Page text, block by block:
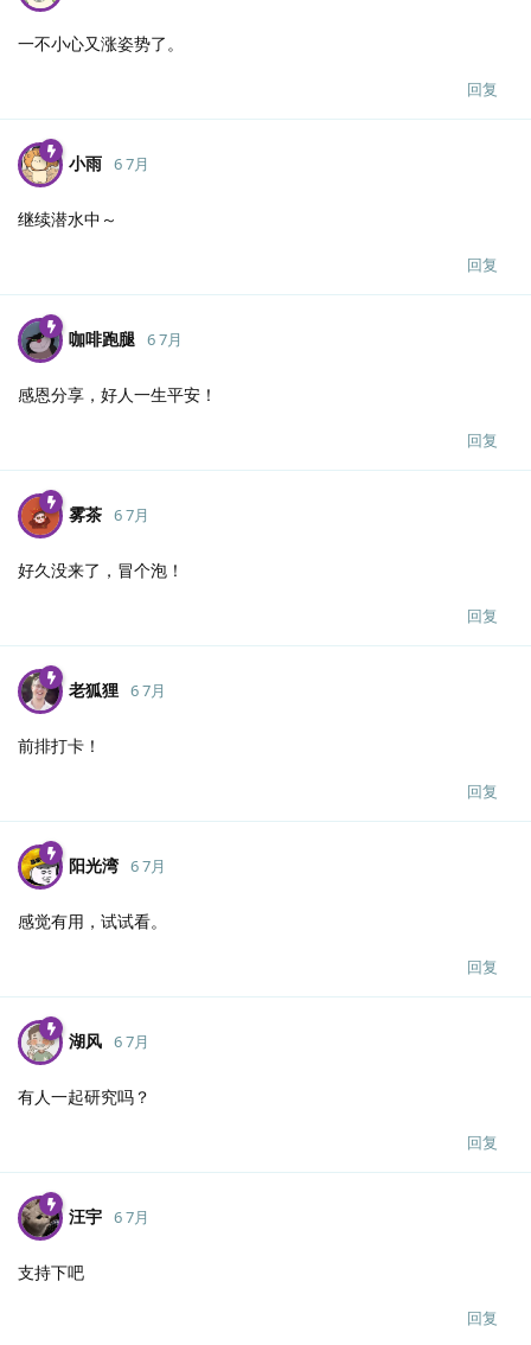
一不小心又涨姿势了。
回复
小雨 6 7月
继续潜水中～
回复
咖啡跑腿 6 7月
感恩分享，好人一生平安！
回复
雾茶 6 7月
好久没来了，冒个泡！
回复
老狐狸 6 7月
前排打卡！
回复
阳光湾 6 7月
感觉有用，试试看。
回复
湖风 6 7月
有人一起研究吗？
回复
汪宇 6 7月
支持下吧
回复